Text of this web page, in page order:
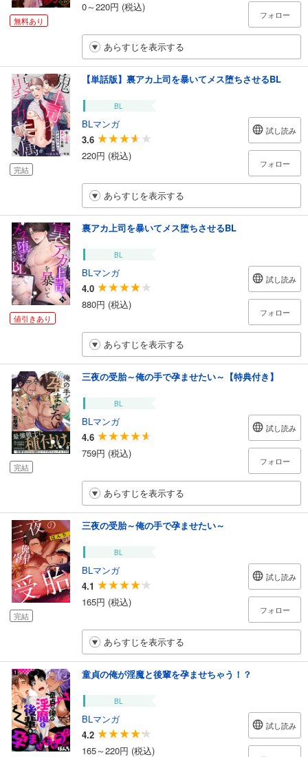
無料あり
0～220円 (税込)
フォロー
あらすじを表示する
完結
【単話版】裏アカ上司を暴いてメス堕ちさせるBL
BL
BLマンガ
3.6
220円 (税込)
試し読み
フォロー
あらすじを表示する
値引きあり
裏アカ上司を暴いてメス堕ちさせるBL
BL
BLマンガ
4.0
880円 (税込)
試し読み
フォロー
あらすじを表示する
完結
三夜の受胎～俺の手で孕ませたい～【特典付き】
BL
BLマンガ
4.6
759円 (税込)
試し読み
フォロー
あらすじを表示する
完結
三夜の受胎～俺の手で孕ませたい～
BL
BLマンガ
4.1
165円 (税込)
試し読み
フォロー
あらすじを表示する
童貞の俺が淫魔と後輩を孕ませちゃう！？
BL
BLマンガ
4.2
165～220円 (税込)
試し読み